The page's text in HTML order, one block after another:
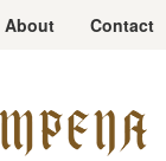
About Contact